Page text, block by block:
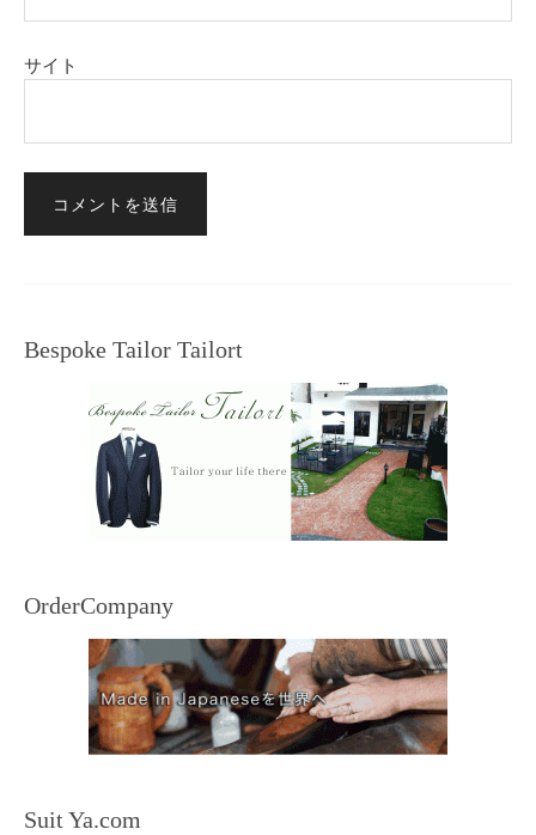
サイト
Bespoke Tailor Tailort
OrderCompany
Suit Ya.com